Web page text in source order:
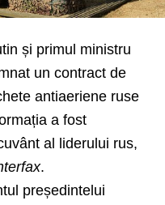
și primul ministru
un contract de
antiaeriene ruse
a fost
al liderului rus,
.
președintelui